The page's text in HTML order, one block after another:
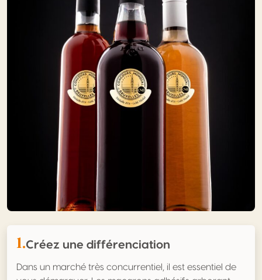
1.Créez une différenciation
Dans un marché très concurrentiel, il est essentiel de